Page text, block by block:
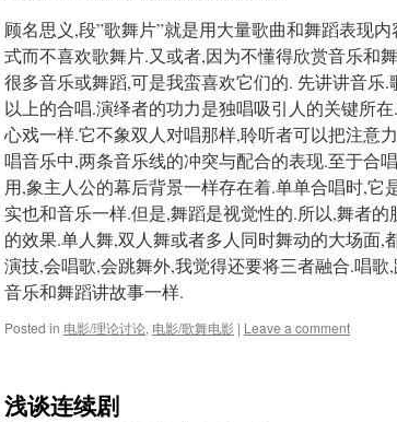
顾名思义,段”歌舞片”就是用大量歌曲和舞蹈表现
式而不喜欢歌舞片.又或者,因为不懂得欣赏音乐和
很多音乐或舞蹈,可是我蛮喜欢它们的. 先讲讲音乐
以上的合唱.演绎者的功力是独唱吸引人的关键所
心戏一样.它不象双人对唱那样,聆听者可以把注意
唱音乐中,两条音乐线的冲突与配合的表现.至于合
用,象主人公的幕后背景一样存在着.单单合唱时,
实也和音乐一样.但是,舞蹈是视觉性的.所以,舞者
的效果.单人舞,双人舞或者多人同时舞动的大场面,
演技,会唱歌,会跳舞外,我觉得还要将三者融合.唱
音乐和舞蹈讲故事一样.
Posted in 电影/理论讨论, 电影/歌舞电影 | Leave a comment
浅谈连续剧